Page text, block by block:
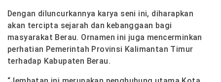
Dengan diluncurkannya karya seni ini, diharapkan
akan tercipta sejarah dan kebanggaan bagi
masyarakat Berau. Ornamen ini juga mencerminkan
perhatian Pemerintah Provinsi Kalimantan Timur
terhadap Kabupaten Berau.